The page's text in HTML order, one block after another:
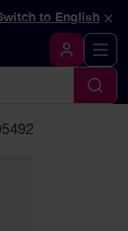
to English ×
Logga in
Sök